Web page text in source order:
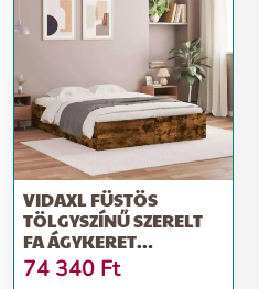
VIDAXL FÜSTÖS
TÖLGYSZÍNŰ SZERELT
FA ÁGYKERET
FIÓKOKKAL 140 X 190
CM
74 340 Ft